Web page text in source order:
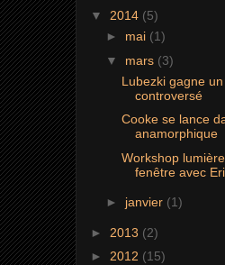
▼ 2014 (5)
► mai (1)
▼ mars (3)
Lubezki gagne
controversé
Cooke se lance
anamorphique
Workshop
fenêtre avec
► janvier (1)
► 2013 (2)
► 2012 (15)